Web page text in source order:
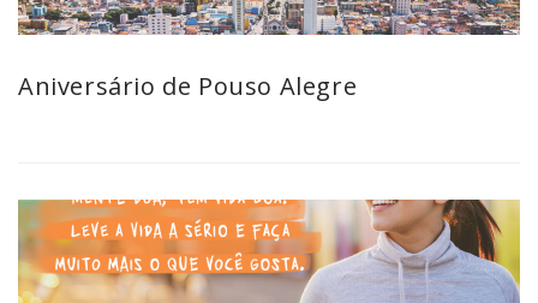
Aniversário de Pouso Alegre